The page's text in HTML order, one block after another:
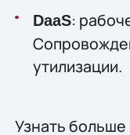
DaaS:
утилизации.
Узнать